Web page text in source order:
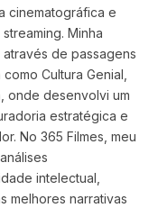
cinematográfica e
Minha
de passagens
Cultura Genial,
onde desenvolvi um
estratégica e
No 365 Filmes, meu
intelectual,
melhores narrativas